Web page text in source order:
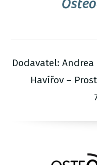
Dodavatel:
Havířov –